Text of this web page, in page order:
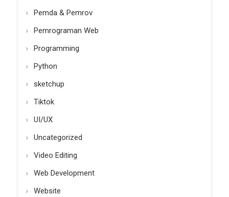
Pemda & Pemrov
Pemrograman Web
Programming
Python
sketchup
Tiktok
UI/UX
Uncategorized
Video Editing
Web Development
Website